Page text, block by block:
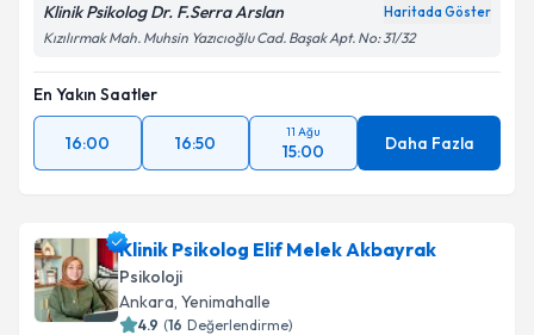
Klinik Psikolog Dr. F.Serra Arslan Haritada Göster
Kızılırmak Mah. Muhsin Yazıcıoğlu Cad. Başak Apt. No: 31/32
En Yakın Saatler
16:00 16:50
11 Ağu
15:00 Daha Fazla
Klinik Psikolog Elif Melek Akbayrak
Psikoloji
Ankara, Yenimahalle
4.9 (16 Değerlendirme)